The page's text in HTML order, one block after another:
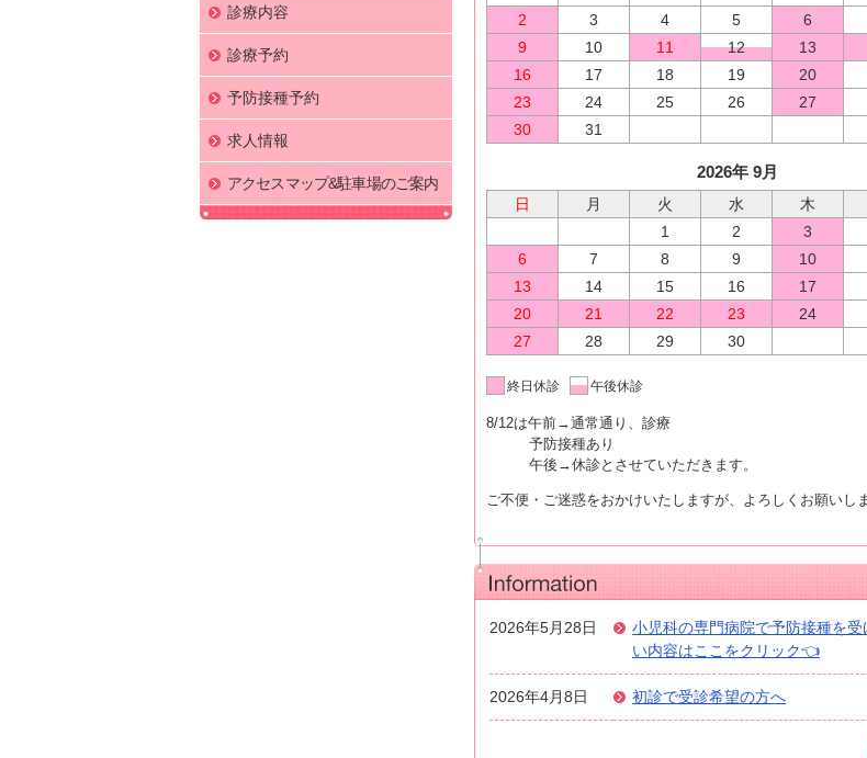
2
3 4 5 6
9
10 11 12 13
16
17 18 19 20
23
24 25 26 27
30
31
2026年 9月
日 月 火 水 木
1
2 3
6
7 8 9 10
13
14 15 16 17
20
21 22 23 24
27
28 29 30
終日休診 午後休診
8/12は午前→通常通り、診療
予防接種あり
午後→休診とさせていただきます。
ご不便・ご迷惑をおかけいたしますが、よろしくお願いしま
2026年5月28日
小児科の専門病院で予防接種を受
い内容はここをクリック👈
2026年4月8日 初診で受診希望の方へ
診療内容
診療予約
予防接種予約
求人情報
アクセスマップ&駐車場のご案内